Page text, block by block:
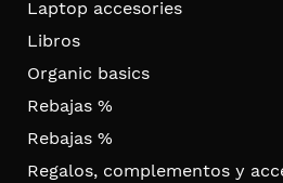
Laptop accesories
Libros
Organic basics
Rebajas %
Rebajas %
Regalos, complementos y